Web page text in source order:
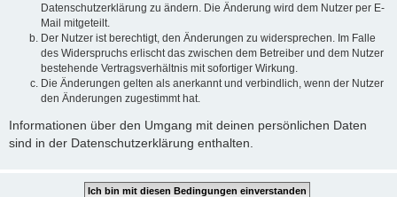
Datenschutzerklärung zu ändern. Die Änderung wird dem Nutzer per E-
Mail mitgeteilt.
Der Nutzer ist berechtigt, den Änderungen zu widersprechen. Im Falle
des Widerspruchs erlischt das zwischen dem Betreiber und dem Nutzer
bestehende Vertragsverhältnis mit sofortiger Wirkung.
Die Änderungen gelten als anerkannt und verbindlich, wenn der Nutzer
den Änderungen zugestimmt hat.
Informationen über den Umgang mit deinen persönlichen Daten
sind in der Datenschutzerklärung enthalten.